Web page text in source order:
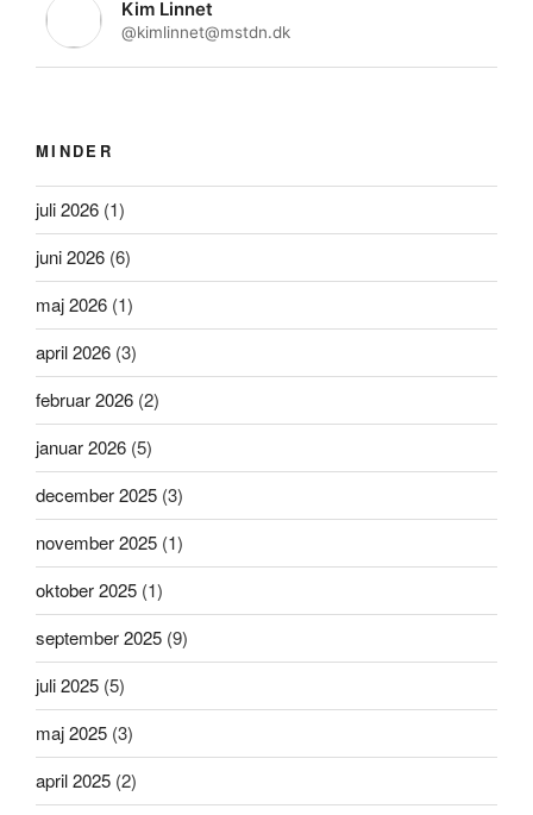
Kim Linnet
@kimlinnet@mstdn.dk
MINDER
juli 2026 (1)
juni 2026 (6)
maj 2026 (1)
april 2026 (3)
februar 2026 (2)
januar 2026 (5)
december 2025 (3)
november 2025 (1)
oktober 2025 (1)
september 2025 (9)
juli 2025 (5)
maj 2025 (3)
april 2025 (2)